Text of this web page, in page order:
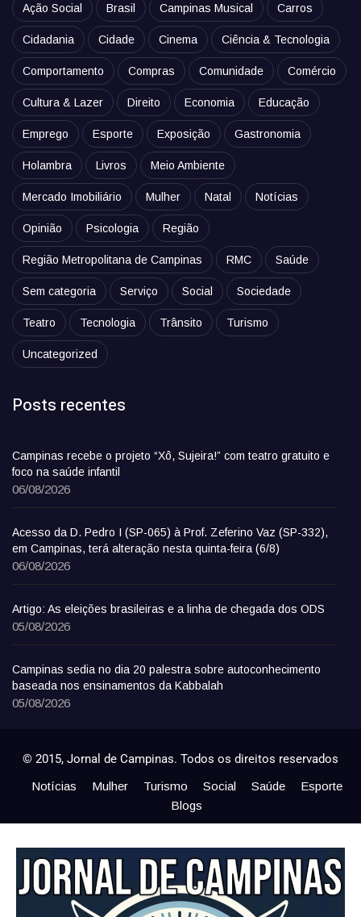
Ação Social Brasil Campinas Musical Carros
Cidadania Cidade Cinema Ciência & Tecnologia
Comportamento Compras Comunidade Comércio
Cultura & Lazer Direito Economia Educação
Emprego Esporte Exposição Gastronomia
Holambra Livros Meio Ambiente
Mercado Imobiliário Mulher Natal Notícias
Opinião Psicologia Região
Região Metropolitana de Campinas RMC Saúde
Sem categoria Serviço Social Sociedade
Teatro Tecnologia Trânsito Turismo
Uncategorized
Posts recentes
Campinas recebe o projeto “Xô, Sujeira!” com teatro gratuito e
foco na saúde infantil
06/08/2026
Acesso da D. Pedro I (SP-065) à Prof. Zeferino Vaz (SP-332),
em Campinas, terá alteração nesta quinta-feira (6/8)
06/08/2026
Artigo: As eleições brasileiras e a linha de chegada dos ODS
05/08/2026
Campinas sedia no dia 20 palestra sobre autoconhecimento
baseada nos ensinamentos da Kabbalah
05/08/2026
© 2015, Jornal de Campinas. Todos os direitos reservados
Notícias Mulher Turismo Social Saúde
Esporte
Blogs